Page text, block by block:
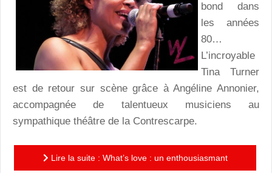
bond dans
les années
80…
L’incroyable
Tina Turner
est de retour sur scène grâce à Angéline Annonier,
accompagnée de talentueux musiciens au
sympathique théâtre de la Contrescarpe.
Lire la suite : What’s love : un enthousiasmant